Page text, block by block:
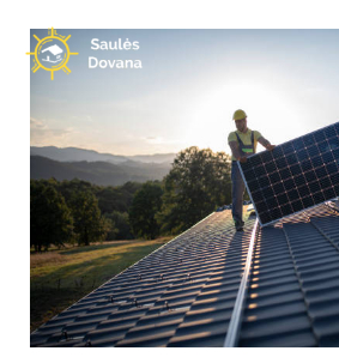
prie
turinio